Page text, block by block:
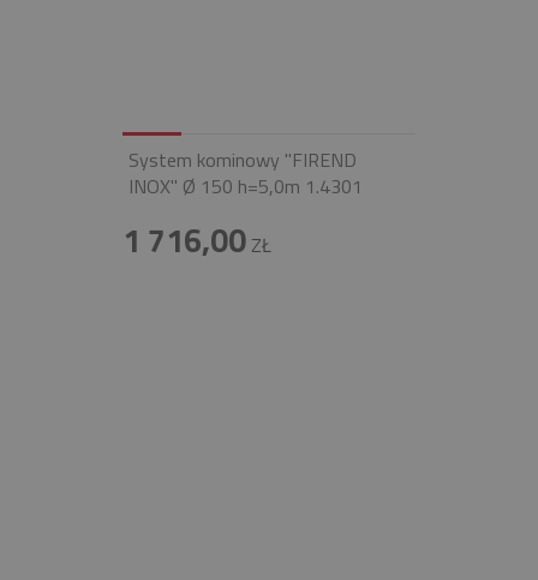
System kominowy "FIREND
INOX" Ø 150 h=5,0m 1.4301
1 716,00ZŁ